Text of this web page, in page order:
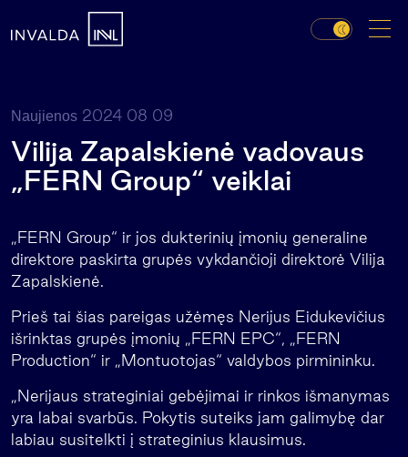
Naujienos 2024 08 09
Vilija Zapalskienė vadovaus
„FERN Group“ veiklai
„FERN Group“ ir jos dukterinių įmonių generaline
direktore paskirta grupės vykdančioji direktorė Vilija
Zapalskienė.
Prieš tai šias pareigas užėmęs Nerijus Eidukevičius
išrinktas grupės įmonių „FERN EPC“, „FERN
Production“ ir „Montuotojas“ valdybos pirmininku.
„Nerijaus strateginiai gebėjimai ir rinkos išmanymas
yra labai svarbūs. Pokytis suteiks jam galimybę dar
labiau susitelkti į strateginius klausimus.